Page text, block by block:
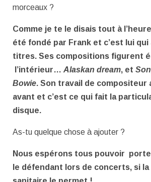
morceaux ?
Comme je te le disais tout à
été fondé par Frank et c’est lui qui
titres. Ses compositions figurent
l’intérieur… Alaskan dream, et
Bowie. Son travail de compositeur
avant et c’est ce qui fait la
disque.
As-tu quelque chose à ajouter ?
Nous espérons tous pouvoir
le défendant lors de concerts, si